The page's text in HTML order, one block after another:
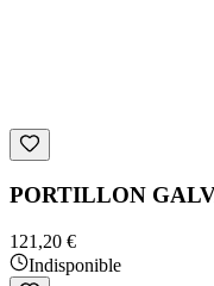
PORTILLON
121,20 €
Indisponible